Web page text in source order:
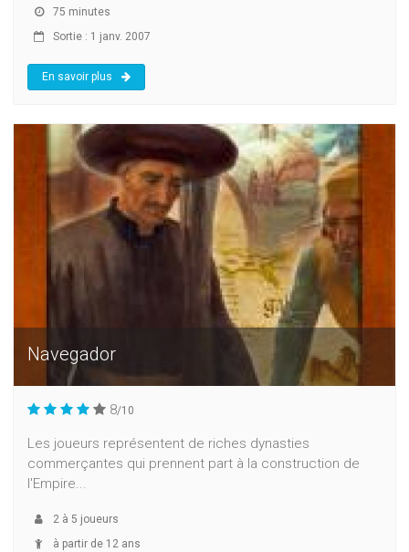
75 minutes
Sortie : 1 janv. 2007
En savoir plus
Navegador
8/10
Les joueurs représentent de riches dynasties
commerçantes qui prennent part à la construction de
l'Empire...
2 à 5 joueurs
à partir de 12 ans